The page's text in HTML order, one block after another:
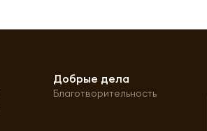
Добрые дела
Благотворительность